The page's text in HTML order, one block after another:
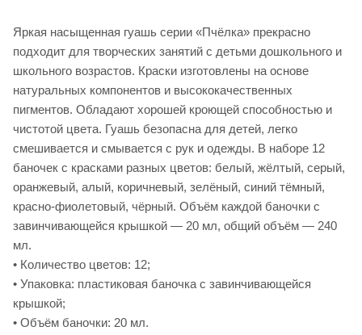
Яркая насыщенная гуашь серии «Пчёлка» прекрасно
подходит для творческих занятий с детьми дошкольного и
школьного возрастов. Краски изготовлены на основе
натуральных компонентов и высококачественных
пигментов. Обладают хорошей кроющей способностью и
чистотой цвета. Гуашь безопасна для детей, легко
смешивается и смывается с рук и одежды. В наборе 12
баночек с красками разных цветов: белый, жёлтый, серый,
оранжевый, алый, коричневый, зелёный, синий тёмный,
красно-фиолетовый, чёрный. Объём каждой баночки с
завинчивающейся крышкой — 20 мл, общий объём — 240
мл.
• Количество цветов: 12;
• Упаковка: пластиковая баночка с завинчивающейся
крышкой;
• Объём баночки: 20 мл.